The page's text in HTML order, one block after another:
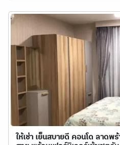
ให้เช่า เย็นสบายดี คอนโด ลาดพ